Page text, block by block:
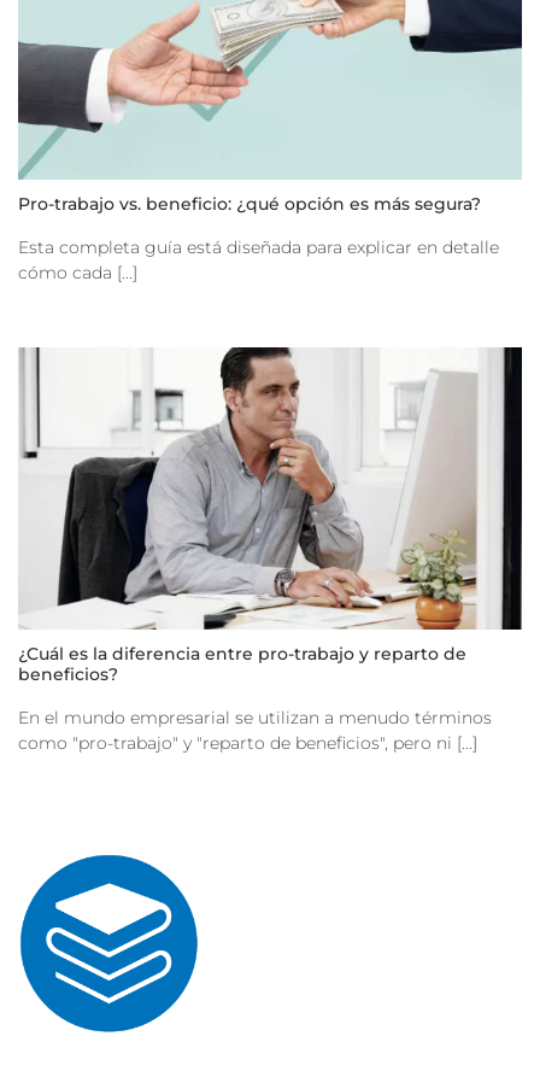
Pro-trabajo vs. beneficio: ¿qué opción es más segura?
Esta completa guía está diseñada para explicar en detalle
cómo cada [...]
¿Cuál es la diferencia entre pro-trabajo y reparto de
beneficios?
En el mundo empresarial se utilizan a menudo términos
como "pro-trabajo" y "reparto de beneficios", pero ni [...]